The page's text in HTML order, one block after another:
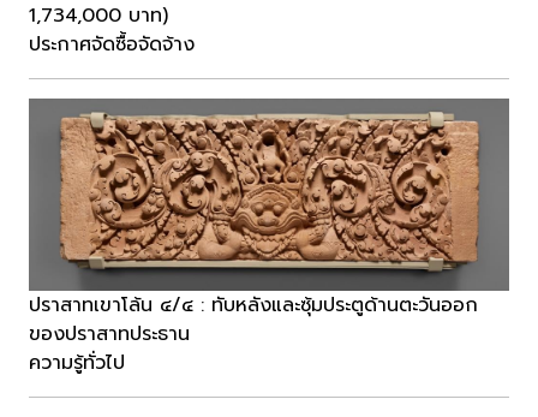
1,734,000 บาท)
ประกาศจัดซื้อจัดจ้าง
ปราสาทเขาโล้น ๔/๔ : ทับหลังและซุ้มประตูด้านตะวันออก
ของปราสาทประธาน
ความรู้ทั่วไป